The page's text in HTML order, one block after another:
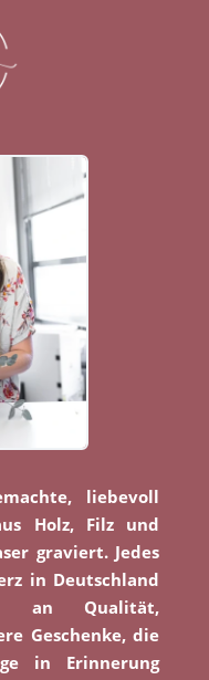
liebevoll
Holz, Filz und
graviert. Jedes
in Deutschland
an Qualität,
Geschenke, die
in Erinnerung